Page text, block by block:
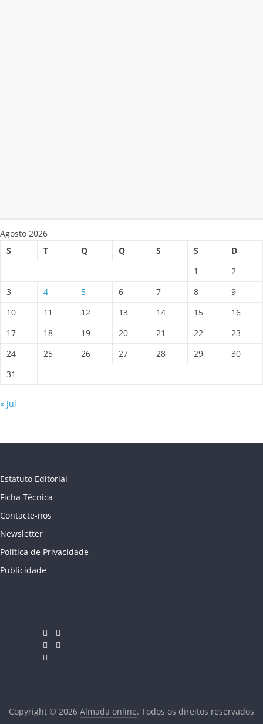
Agosto 2026
S
T Q Q S S
D
1
2
3
4 5 6 7 8
9
10
11 12 13 14 15
16
17
18 19 20 21 22
23
24
25 26 27 28 29
30
31
« Jul
Estatuto Editorial
Ficha Técnica
Contacte-nos
Newsletter
Política de Privacidade
Publicidade
Copyright © 2026 Almada online. Todos os direitos reservados